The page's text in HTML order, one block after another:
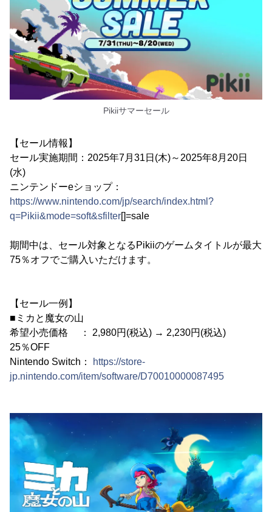
Pikiiサマーセール
【セール情報】
セール実施期間：2025年7月31日(木)～2025年8月20日
(水)
ニンテンドーeショップ：
https://www.nintendo.com/jp/search/index.html?
q=Pikii&mode=soft&sfilter[]=sale
期間中は、セール対象となるPikiiのゲームタイトルが最大
75％オフでご購入いただけます。
【セール一例】
■ミカと魔女の山
希望小売価格 ： 2,980円(税込) → 2,230円(税込)
25％OFF
Nintendo Switch：
https://store-
jp.nintendo.com/item/software/D70010000087495